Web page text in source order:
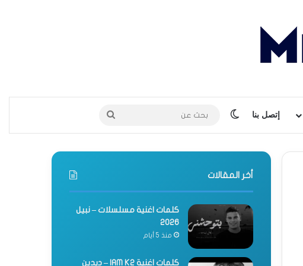
إتصل بنا الوضع المظلم بحث
عن
أخر المقالات
كلمات اغنية مسلسلات – نبيل
2026
منذ 5 أيام
كلمات اغنية IAM K2 – ديدين